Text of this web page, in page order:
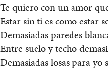
Te quiero con un amor
Estar sin ti es como estar
Demasiadas paredes
Entre suelo y techo
Demasiadas losas para yo